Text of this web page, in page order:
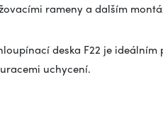
rameny a dalším
deska F22 je
uchycení.